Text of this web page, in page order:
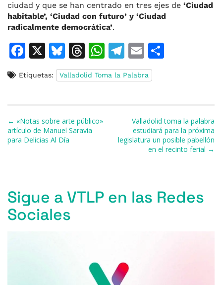
ciudad y que se han centrado en tres ejes de ‘Ciudad
habitable’, ‘Ciudad con futuro’ y ‘Ciudad
radicalmente democrática’.
F
c
b
o
o
X
Bl
u
e
k
y
T
h
re
d
s
W
h
at
T
el
e
a
m
E
m
ai
ar
ti
r
Etiquetas: Valladolid Toma la Palabra
Navegación de entradas
← «Notas sobre arte público»
artículo de Manuel Saravia
para Delicias Al Día
Valladolid toma la palabra
estudiará para la próxima
legislatura un posible pabellón
en el recinto ferial →
Sigue a VTLP en las Redes
Sociales